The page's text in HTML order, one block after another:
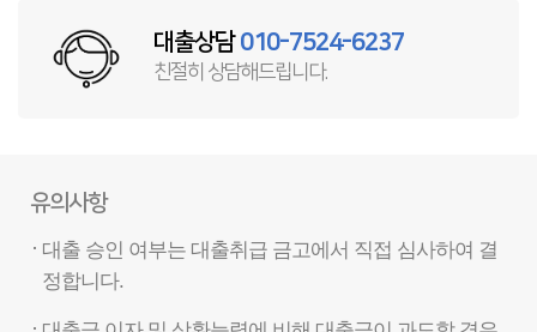
대출상담010-7524-6237
친절히 상담해드립니다.
유의사항
대출 승인 여부는 대출취급 금고에서 직접 심사하여 결
정합니다.